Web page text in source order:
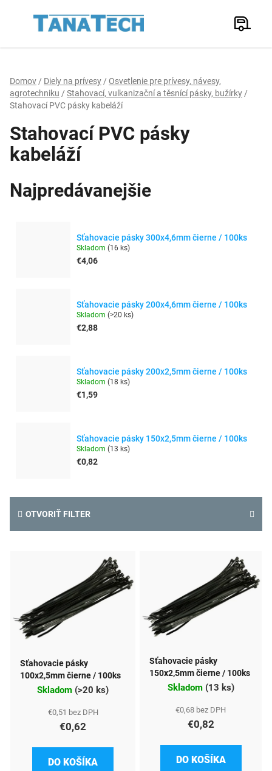
Hľadať
Domov / Diely na prívesy / Osvetlenie pre prívesy, návesy,
agrotechniku / Stahovací, vulkanizační a těsnící pásky, bužírky /
Stahovací PVC pásky kabeláží
Stahovací PVC pásky
kabeláží
Najpredávanejšie
Sťahovacie pásky 300x4,6mm čierne / 100ks
Skladom (16 ks)
€4,06
Sťahovacie pásky 200x4,6mm čierne / 100ks
Skladom (>20 ks)
€2,88
Sťahovacie pásky 200x2,5mm čierne / 100ks
Skladom (18 ks)
€1,59
Sťahovacie pásky 150x2,5mm čierne / 100ks
Skladom (13 ks)
€0,82
OTVORIŤ FILTER
i
Sťahovacie pásky
100x2,5mm čierne / 100ks
Skladom (>20 ks)
€0,51 bez DPH
€0,62
DO KOŠÍKA
Sťahovacie pásky
150x2,5mm čierne / 100ks
Skladom (13 ks)
€0,68 bez DPH
€0,82
DO KOŠÍKA